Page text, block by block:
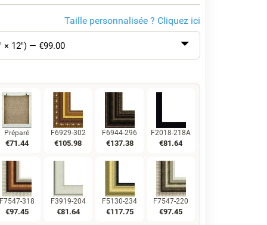
Taille personnalisée ? Cliquez ici
× 12") — €99.00
Préparé
€71.44
F6929-302
€105.98
F6944-296
€137.38
F2018-218A
€81.64
F7547-318
€97.45
F3919-204
€81.64
F5130-234
€117.75
F7547-220
€97.45